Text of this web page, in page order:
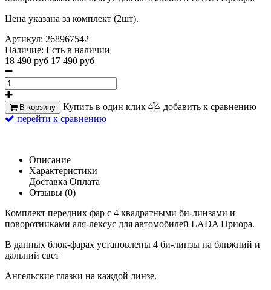
Цена указана за комплект (2шт).
Артикул: 268967542
Наличие: Есть в наличии
18 490 руб 17 490 руб
В корзину Купить в один клик
добавить к сравнению
перейти к сравнению
Описание
Характеристики
Доставка Оплата
Отзывы (0)
Комплект передних фар с 4 квадратными би-линзами и
поворотниками аля-лексус для автомобилей LADA Приора.
В данных блок-фарах установлены 4 би-линзы на ближний и
дальний свет
Ангельские глазки на каждой линзе.